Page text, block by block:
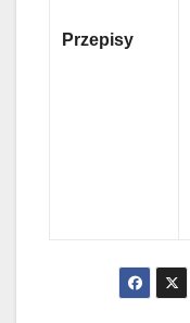
Przepisy